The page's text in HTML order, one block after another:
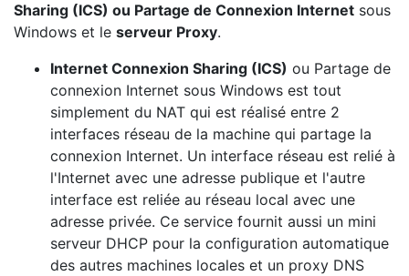
Sharing (ICS) ou Partage de Connexion Internet sous
Windows et le serveur Proxy.
Internet Connexion Sharing (ICS) ou Partage de
connexion Internet sous Windows est tout
simplement du NAT qui est réalisé entre 2
interfaces réseau de la machine qui partage la
connexion Internet. Un interface réseau est relié à
l'Internet avec une adresse publique et l'autre
interface est reliée au réseau local avec une
adresse privée. Ce service fournit aussi un mini
serveur DHCP pour la configuration automatique
des autres machines locales et un proxy DNS